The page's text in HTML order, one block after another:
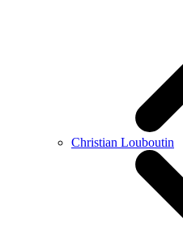
Christian Louboutin